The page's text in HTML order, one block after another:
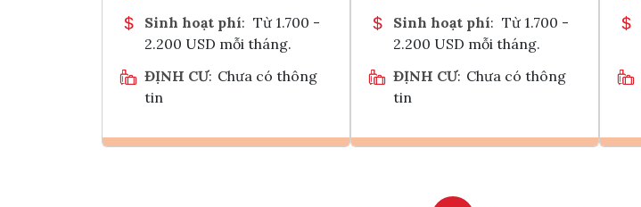
Sinh hoạt phí: Từ 1.700 -
2.200 USD mỗi tháng.
ĐỊNH CƯ: Chưa có thông
tin
Sinh hoạt phí: Từ 1.700 -
2.200 USD mỗi tháng.
ĐỊNH CƯ: Chưa có thông
tin